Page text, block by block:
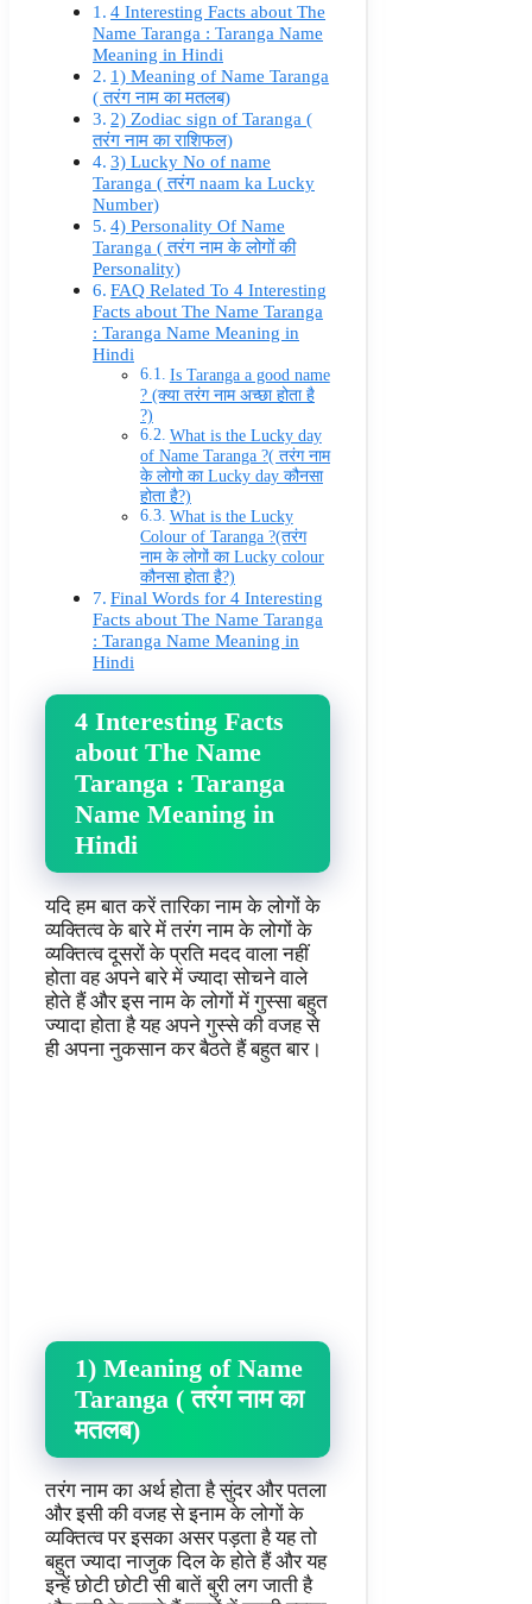
4 Interesting Facts about The
Name Taranga : Taranga Name
Meaning in Hindi
1) Meaning of Name Taranga
( तरंग नाम का मतलब)
2) Zodiac sign of Taranga (
तरंग नाम का राशिफल)
3) Lucky No of name
Taranga ( तरंग naam ka Lucky
Number)
4) Personality Of Name
Taranga ( तरंग नाम के लोगों की
Personality)
FAQ Related To 4 Interesting
Facts about The Name Taranga
: Taranga Name Meaning in
Hindi
Is Taranga a good name
? (क्या तरंग नाम अच्छा होता है
?)
What is the Lucky day
of Name Taranga ?( तरंग नाम
के लोगो का Lucky day कौनसा
होता है?)
What is the Lucky
Colour of Taranga ?(तरंग
नाम के लोगों का Lucky colour
कौनसा होता है?)
Final Words for 4 Interesting
Facts about The Name Taranga
: Taranga Name Meaning in
Hindi
4 Interesting Facts
about The Name
Taranga : Taranga
Name Meaning in
Hindi
यदि हम बात करें तारिका नाम के लोगों के
व्यक्तित्व के बारे में तरंग नाम के लोगों के
व्यक्तित्व दूसरों के प्रति मदद वाला नहीं
होता वह अपने बारे में ज्यादा सोचने वाले
होते हैं और इस नाम के लोगों में गुस्सा बहुत
ज्यादा होता है यह अपने गुस्से की वजह से
ही अपना नुकसान कर बैठते हैं बहुत बार।
1) Meaning of Name
Taranga ( तरंग नाम का
मतलब)
तरंग नाम का अर्थ होता है सुंदर और पतला
और इसी की वजह से इनाम के लोगों के
व्यक्तित्व पर इसका असर पड़ता है यह तो
बहुत ज्यादा नाजुक दिल के होते हैं और यह
इन्हें छोटी छोटी सी बातें बुरी लग जाती है